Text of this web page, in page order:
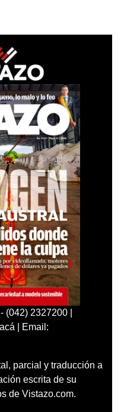
(042) 2327200 |
| Email:
parcial y traducción a
escrita de su
de Vistazo.com.